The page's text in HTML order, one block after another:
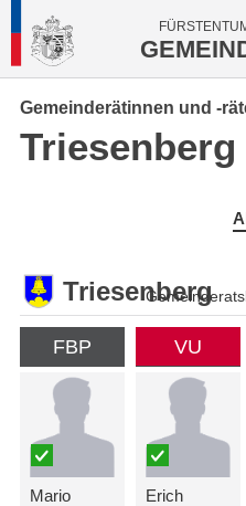
Gemeinderätinnen und -
Triesenberg
Triesenberg
FBP
Mario
VU
Erich